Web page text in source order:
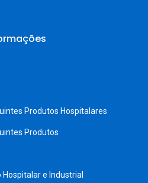
Produtos Hospitalares
Produtos
e Industrial